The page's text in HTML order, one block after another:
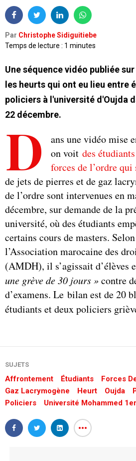
Par Christophe Sidiguitiebe
Temps de lecture : 1 minutes
Une séquence vidéo publiée
les heurts qui ont eu lieu entre
policiers à l'université d'Oujda
22 décembre.
D
ans une vidéo mise
on voit des
forces de l’ordre qui
de jets de pierres et de gaz
de l’ordre sont intervenues en
décembre, sur demande de la
université, où des étudiants
certains cours de masters.
l’Association marocaine des
(AMDH), il s’agissait d’élèves
une grève de 30 jours »contre
d’examens. Le bilan est de 20
étudiants et deux policiers
SUJETS
Affrontement Étudiants
Forces
Gaz Lacrymogène
Heurt Oujda
Policiers
Université Mohammed 1er